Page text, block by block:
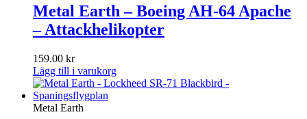
Metal Earth – Boeing AH-64 Apache
– Attackhelikopter
159.00 kr
Lägg till i varukorg
Metal Earth